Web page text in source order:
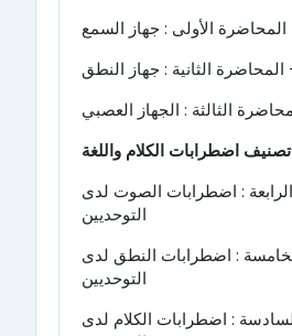
الأولى : جهاز السمع
المحاضرة الثانية : جهاز النطق
الثالثة : الجهاز العصبي
تصنيف اضطرابات الكلام واللغة
: اضطرابات الصوت لدى
التوحديين
: اضطرابات النطق لدى
التوحديين
: اضطرابات الكلام لدى